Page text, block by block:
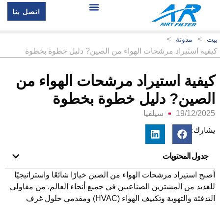
اتصل بنا
> مدونة
>
استيراد مرشحات الهواء من الصين? دليل خطوة بخطوة
استيراد مرشحات الهواء من
دليل خطوة بخطوة
19/12/ سيلفيا
جدول المحتويات
استيراد مرشحات الهواء من الصين خيارًا شائعًا واستراتيجيًا
من المشترين الصناعيين في جميع أنحاء العالم. من مقاولي
التدفئة والتهوية وتكييف الهواء (HVAC) ومقدمي حلول غرف